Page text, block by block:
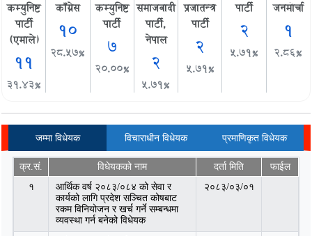
कम्युनिष्ट
पार्टी
(एमाले)
११
३१.४३%
काँग्रेस
१०
२८.५७%
कम्युनिष्ट
पार्टी
७
२०.००%
समाजवादी
पार्टी,
नेपाल
२
५.७१%
प्रजातन्त्र
पार्टी
२
५.७१%
पार्टी
२
५.७१%
जनमोर्चा
१
२.८६%
जम्मा विधेयक विचाराधीन विधेयक प्रमाणिकृत विधेयक
क्र.सं. विधेयकको नाम दर्ता मिति
फाईल
१
आर्थिक वर्ष २०८३/०८४ को सेवा र
कार्यको लागि प्रदेश सञ्‍चित कोषबाट
रकम विनियोजन र खर्च गर्ने सम्बन्धमा
व्यवस्था गर्न बनेको विधेयक
२०८३/०३/०१